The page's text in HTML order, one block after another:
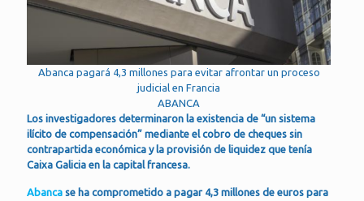
Abanca pagará 4,3 millones para evitar afrontar un proceso
judicial en Francia
ABANCA
Los investigadores determinaron la existencia de “un sistema
ilícito de compensación” mediante el cobro de cheques sin
contrapartida económica y la provisión de liquidez que tenía
Caixa Galicia en la capital francesa.
Abanca se ha comprometido a pagar 4,3 millones de euros para